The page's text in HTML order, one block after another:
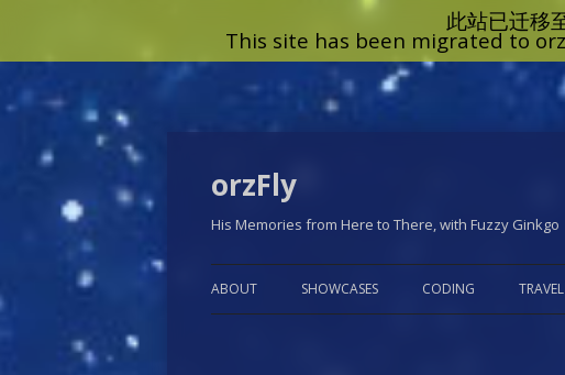
orzFly
His Memories from Here to There, with Fuzzy Ginkgo
ABOUT SHOWCASES CODING TRAVEL